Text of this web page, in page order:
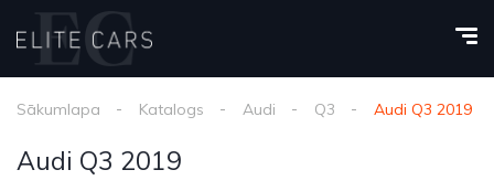
Sākumlapa Katalogs Audi Q3 Audi Q3 2019
Audi Q3 2019